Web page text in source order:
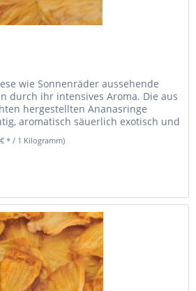
wie Sonnenräder aussehende
durch ihr intensives Aroma. Die aus
hergestellten Ananasringe
aromatisch säuerlich exotisch und
* / 1 Kilogramm)